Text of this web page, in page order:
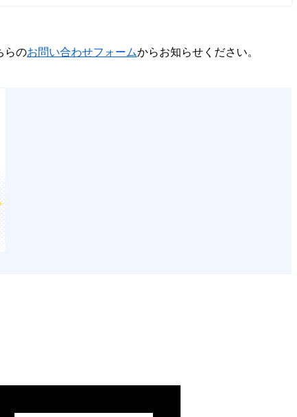
らのお問い合わせフォームからお知らせください。